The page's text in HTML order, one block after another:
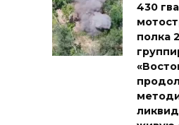
430
полка